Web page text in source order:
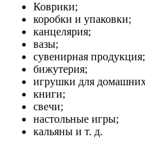
Коврики;
коробки и упаковки;
канцелярия;
вазы;
сувенирная продукция;
бижутерия;
игрушки для
книги;
свечи;
настольные игры;
кальяны и т. д.